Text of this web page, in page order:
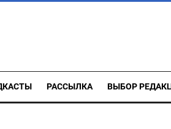
РАССЫЛКА ВЫБОР